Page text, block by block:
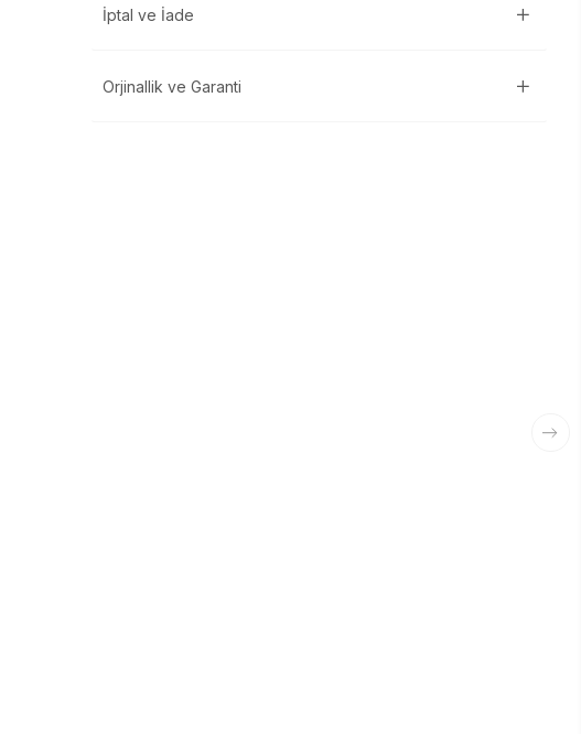
İptal ve İade
Orjinallik ve Garanti